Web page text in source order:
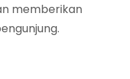
memberikan